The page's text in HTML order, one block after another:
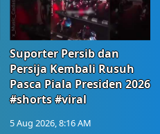
Suporter Persib dan
Persija Kembali Rusuh
Pasca Piala Presiden 2026
#shorts #viral
5 Aug 2026, 8:16 AM